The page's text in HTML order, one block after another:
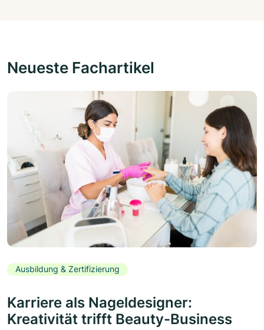
Neueste Fachartikel
Ausbildung & Zertifizierung
Karriere als Nageldesigner:
Kreativität trifft Beauty-Business